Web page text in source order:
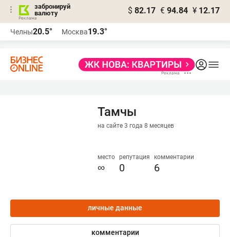
забронируй
валюту
$ 82.17 € 94.84 ¥ 12.17
Челны20.5° Москва19.3°
Тамчы
на сайте 3 года 8 месяцев
место
∞
репутация
0
комментарии
6
личные данные
комментарии